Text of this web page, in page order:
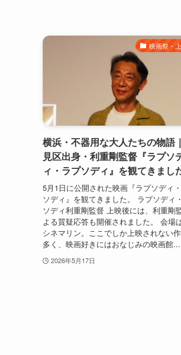
映画祭・
横浜・不器用な大人たちの物語
見区出身・利重剛監督『ラプソ
ィ・ラプソディ』を観てきまし
5月1日に公開された映画『ラプソディ
ソディ』を観てきました。 ラプソディ
ソディ利重剛監督 上映後には、利重剛
よる質疑応答も開催されました。 会場
シネマリン。ここでしか上映されない
多く、映画好きにはおなじみの映画館...
2026年5月17日